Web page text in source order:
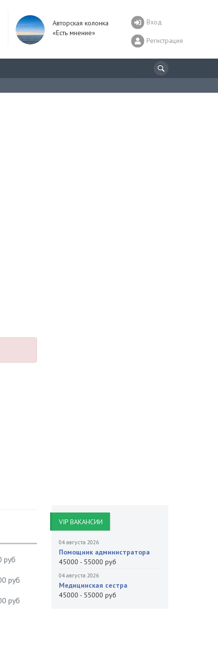
Авторская колонка
«Есть мнение»
Вход
Регистрация
руб
руб
руб
VIP ВАКАНСИИ
04 августа 2026
Помощник администратора
45000 - 55000 руб
04 августа 2026
Медицинская сестра
45000 - 55000 руб